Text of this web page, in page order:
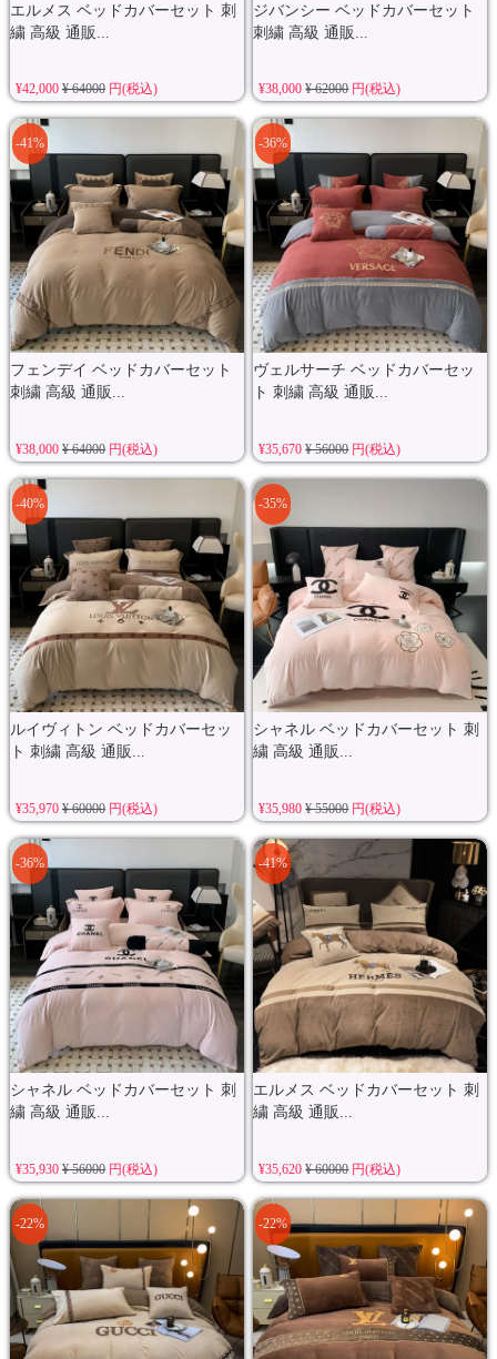
エルメス ベッドカバーセット 刺
繍 高級 通販...
¥42,000 ¥ 64000円(税込)
ジバンシー ベッドカバーセット
刺繍 高級 通販...
¥38,000¥ 62000円(税込)
フェンデイ ベッドカバーセット
刺繍 高級 通販...
-41%
¥38,000 ¥ 64000円(税込)
ヴェルサーチ ベッドカバーセッ
ト 刺繍 高級 通販...
-36%
¥35,670¥ 56000円(税込)
ルイヴィトン ベッドカバーセッ
ト 刺繍 高級 通販...
-40%
¥35,970 ¥ 60000円(税込)
シャネル ベッドカバーセット 刺
繍 高級 通販...
-35%
¥35,980¥ 55000円(税込)
シャネル ベッドカバーセット 刺
繍 高級 通販...
-36%
¥35,930 ¥ 56000円(税込)
エルメス ベッドカバーセット 刺
繍 高級 通販...
-41%
¥35,620¥ 60000円(税込)
-22% -22%